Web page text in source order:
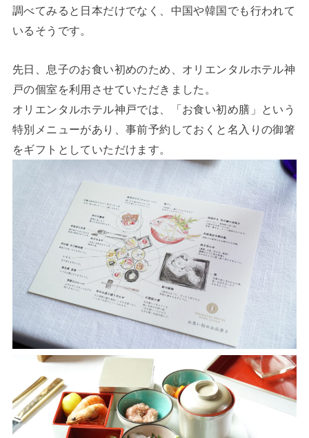
調べてみると日本だけでなく、中国や韓国でも行われて
いるそうです。
先日、息子のお食い初めのため、オリエンタルホテル神
戸の個室を利用させていただきました。
オリエンタルホテル神戸では、「お食い初め膳」という
特別メニューがあり、事前予約しておくと名入りの御箸
をギフトとしていただけます。